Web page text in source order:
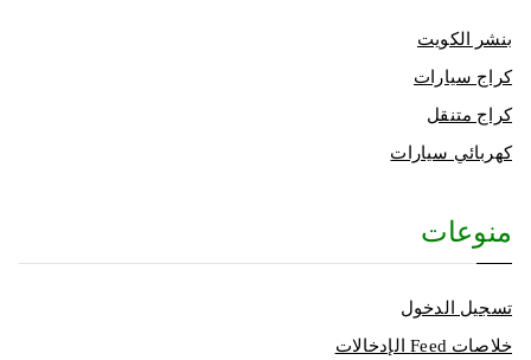
بنشر الكويت
كراج سيارات
كراج متنقل
كهربائي سيارات
منوعات
تسجيل الدخول
خلاصات Feed الإدخالات